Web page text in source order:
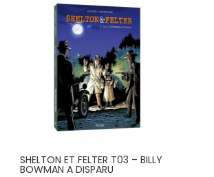
SHELTON ET FELTER T03 – BILLY
BOWMAN A DISPARU